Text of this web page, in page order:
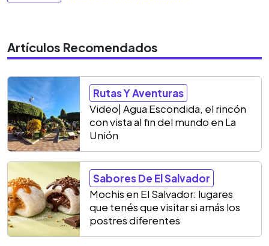
Artículos Recomendados
Rutas Y Aventuras
Video| Agua Escondida, el rincón
con vista al fin del mundo en La
Unión
Sabores De El Salvador
Mochis en El Salvador: lugares
que tenés que visitar si amás los
postres diferentes